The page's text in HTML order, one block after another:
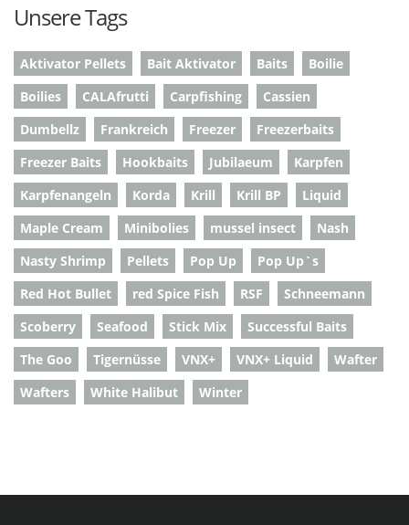
Unsere Tags
Aktivator Pellets Bait Aktivator Baits
Boilie
Boilies
CALAfrutti Carpfishing
Cassien
Dumbellz
Frankreich Freezer
Freezerbaits
Freezer Baits
Hookbaits Jubilaeum
Karpfen
Karpfenangeln
Korda Krill Krill BP
Liquid
Maple Cream
Minibolies mussel insect
Nash
Nasty Shrimp
Pellets Pop Up
Pop Up`s
Red Hot Bullet
red Spice Fish RSF
Schneemann
Scoberry
Seafood Stick Mix
Successful Baits
The Goo
Tigernüsse VNX+ VNX+ Liquid
Wafter
Wafters
White Halibut Winter